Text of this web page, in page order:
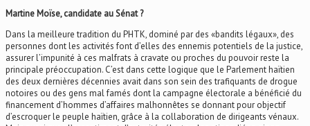
Martine Moïse, candidate au Sénat ?
Dans la meilleure tradition du PHTK, dominé par des «bandits légaux», des
personnes dont les activités font d’elles des ennemis potentiels de la justice,
assurer l’impunité à ces malfrats à cravate ou proches du pouvoir reste la
principale préoccupation. C’est dans cette logique que le Parlement haïtien
des deux dernières décennies avait dans son sein des trafiquants de drogue
notoires ou des gens mal famés dont la campagne électorale a bénéficié du
financement d’hommes d’affaires malhonnêtes se donnant pour objectif
d’escroquer le peuple haïtien, grâce à la collaboration de dirigeants vénaux.